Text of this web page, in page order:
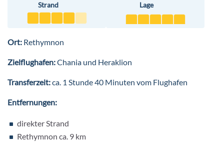
Strand Lage
Ort: Rethymnon
Zielflughafen:Chania und Heraklion
Transferzeit:ca. 1 Stunde 40 Minuten vom Flughafen
Entfernungen:
direkter Strand
Rethymnon ca. 9 km